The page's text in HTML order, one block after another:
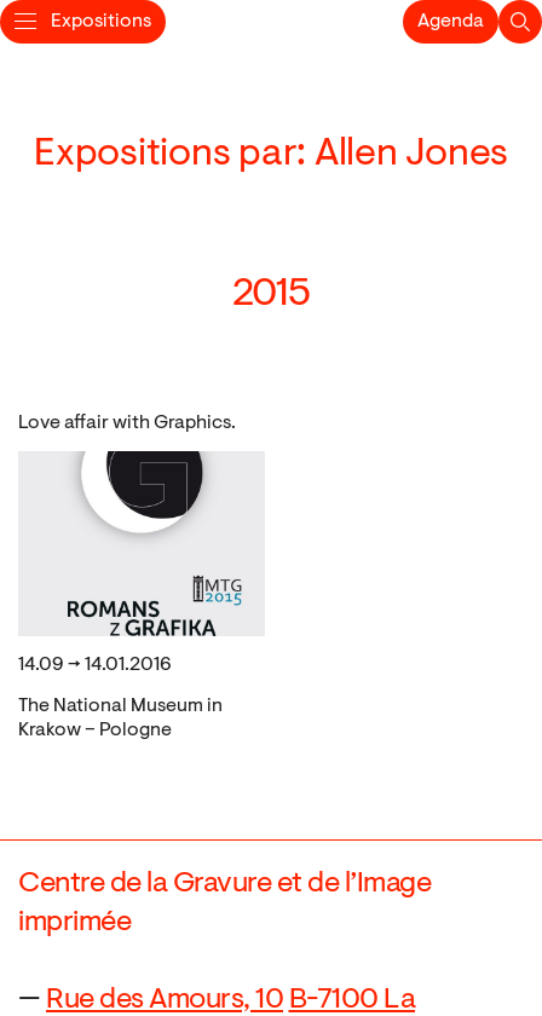
Expositions Agenda
Expositions par: Allen Jones
2015
Love affair with Graphics.
14.09 → 14.01.2016
The National Museum in
Krakow – Pologne
Centre de la Gravure et de l’Image
imprimée
— Rue des Amours, 10 B-7100 La